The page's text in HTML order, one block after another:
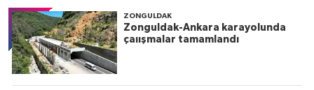
ZONGULDAK
Zonguldak-Ankara karayolunda
çaıışmalar tamamlandı